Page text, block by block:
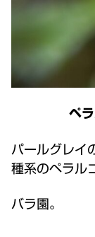
ペ
パールグレイ
種系のペラ
バラ園。